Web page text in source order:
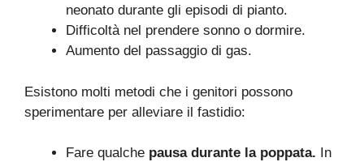
neonato durante gli episodi di pianto.
Difficoltà nel prendere sonno o dormire.
Aumento del passaggio di gas.
Esistono molti metodi che i genitori possono
sperimentare per alleviare il fastidio:
Fare qualche pausa durante la poppata. In